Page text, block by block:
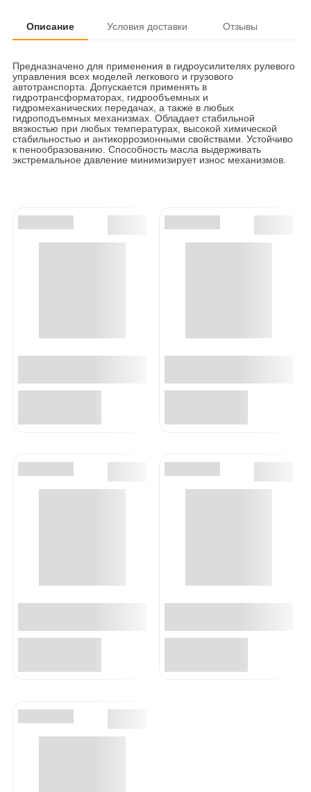
Описание Условия доставки Отзывы
Предназначено для применения в гидроусилителях рулевого
управления всех моделей легкового и грузового
автотранспорта. Допускается применять в
гидротрансформаторах, гидрообъемных и
гидромеханических передачах, а также в любых
гидроподъемных механизмах. Обладает стабильной
вязкостью при любых температурах, высокой химической
стабильностью и антикоррозионными свойствами. Устойчиво
к пенообразованию. Способность масла выдерживать
экстремальное давление минимизирует износ механизмов.